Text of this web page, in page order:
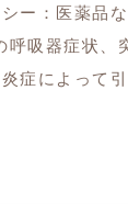
：医薬品な
呼吸器症状、
によって引